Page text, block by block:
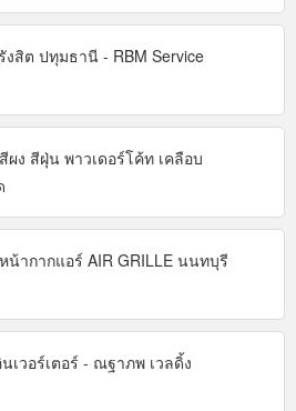
สิต ปทุมธานี - RBM Service
ผง สีฝุ่น พาวเดอร์โค้ท เคลือบ
น้ากากแอร์ AIR GRILLE นนทบุรี
นเวอร์เตอร์ - ณฐาภพ เวลดิ้ง